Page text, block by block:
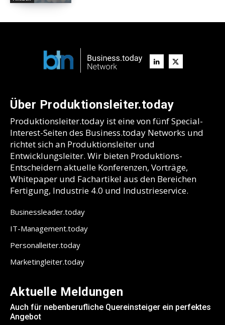
Über Produktionsleiter.today
Produktionsleiter.today ist eine von fünf Special-
Interest-Seiten des Business.today Networks und
richtet sich an Produktionsleiter und
Entwicklungsleiter. Wir bieten Produktions-
Entscheidern aktuelle Konferenzen, Vorträge,
Whitepaper und Fachartikel aus den Bereichen
Fertigung, Industrie 4.0 und Industrieservice.
Businessleader.today
IT-Management.today
Personalleiter.today
Marketingleiter.today
Aktuelle Meldungen
Auch für nebenberufliche Quereinsteiger ein perfektes
Angebot